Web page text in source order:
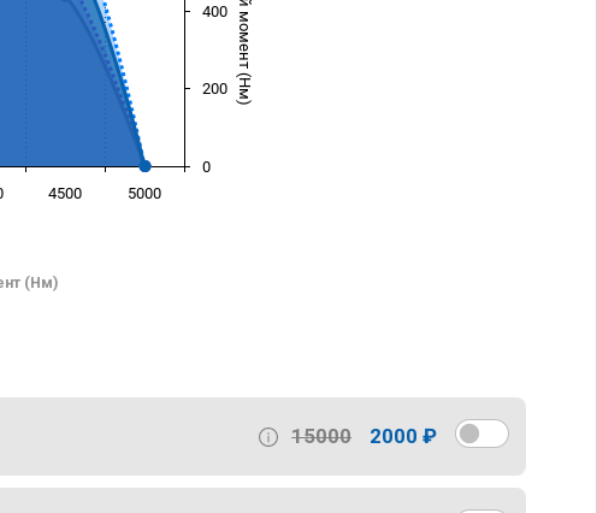
(Нм)
4500 5000
0
200
400
15000 2000 ₽